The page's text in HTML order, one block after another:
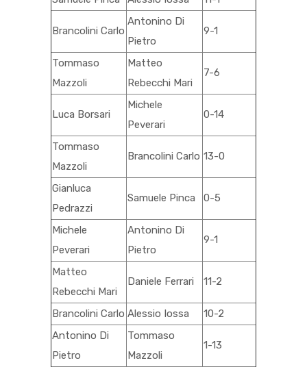
Brancolini Carlo
Antonino Di
Pietro
9-1
Tommaso
Mazzoli
Matteo
Rebecchi Mari
7-6
Luca Borsari
Michele
Peverari
0-14
Tommaso
Mazzoli
Brancolini Carlo 13-0
Gianluca
Pedrazzi
Samuele Pinca 0-5
Michele
Peverari
Antonino Di
Pietro
9-1
Matteo
Rebecchi Mari
Daniele Ferrari 11-2
Brancolini Carlo Alessio Iossa
10-2
Antonino Di
Pietro
Tommaso
Mazzoli
1-13